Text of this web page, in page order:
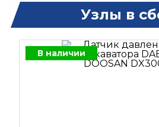
Узлы в
В наличии